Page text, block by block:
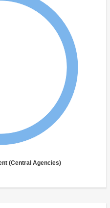
(Central Agencies)